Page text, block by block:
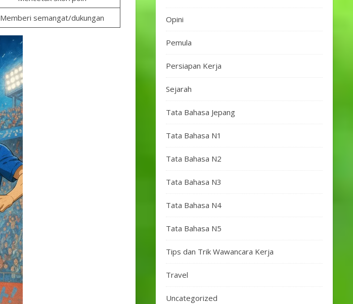
Memberi semangat/dukungan Opini
Pemula
Persiapan Kerja
Sejarah
Tata Bahasa Jepang
Tata Bahasa N1
Tata Bahasa N2
Tata Bahasa N3
Tata Bahasa N4
Tata Bahasa N5
Tips dan Trik Wawancara Kerja
Travel
Uncategorized